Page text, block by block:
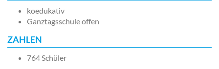
koedukativ
Ganztagsschule offen
ZAHLEN
764 Schüler